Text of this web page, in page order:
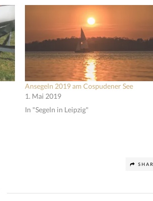
Ansegeln 2019 am Cospudener See
1. Mai 2019
In "Segeln in Leipzig"